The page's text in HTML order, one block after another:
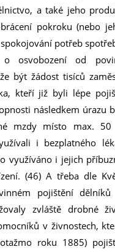
a také jeho
pokroku (nebo
potřeb
osvobození od
být žádost tisíců
kteří již byli lépe
následkem úrazu
mzdy místo max.
i bezplatného
využíváno i jejich
(46) A třeba dle
pojištění dělníků
zvláště drobné
v živnostech,
roku 1885)